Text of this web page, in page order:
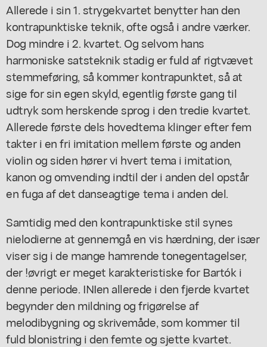
Allerede i sin 1. strygekvartet benytter han den
kontrapunktiske teknik, ofte også i andre værker.
Dog mindre i 2. kvartet. Og selvom hans
harmoniske satsteknik stadig er fuld af rigtvævet
stemmeføring, så kommer kontrapunktet, så at
sige for sin egen skyld, egentlig første gang til
udtryk som herskende sprog i den tredie kvartet.
Allerede første dels hovedtema klinger efter fem
takter i en fri imitation mellem første og anden
violin og siden hører vi hvert tema i imitation,
kanon og omvending indtil der i anden del opstår
en fuga af det danseagtige tema i anden del.
Samtidig med den kontrapunktiske stil synes
nielodierne at gennemgå en vis hærdning, der især
viser sig i de mange hamrende tonegentagelser,
der !øvrigt er meget karakteristiske for Bartók i
denne periode. INIen allerede i den fjerde kvartet
begynder den mildning og frigørelse af
melodibygning og skrivemåde, som kommer til
fuld blonistring i den femte og sjette kvartet.